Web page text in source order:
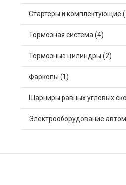
Стартеры и комплектующие
Тормозная система (4)
Тормозные цилиндры (2)
Фаркопы (1)
Шарниры равных угловых
Электрооборудование